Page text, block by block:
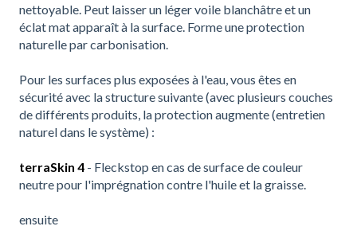
nettoyable. Peut laisser un léger voile blanchâtre et un
éclat mat apparaît à la surface. Forme une protection
naturelle par carbonisation.
Pour les surfaces plus exposées à l'eau, vous êtes en
sécurité avec la structure suivante (avec plusieurs couches
de différents produits, la protection augmente (entretien
naturel dans le système) :
terraSkin 4 - Fleckstop en cas de surface de couleur
neutre pour l'imprégnation contre l'huile et la graisse.
ensuite